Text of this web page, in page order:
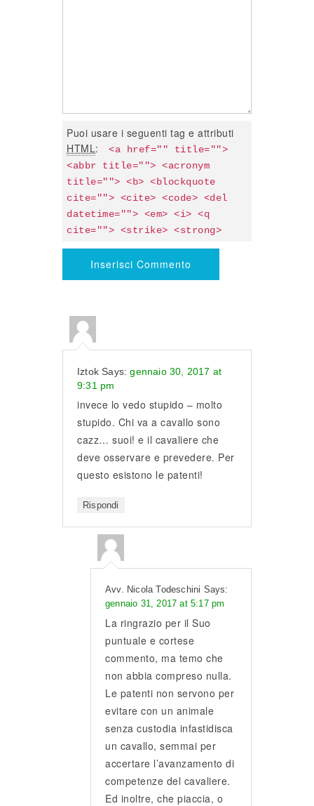
Puoi usare i seguenti tag e attributi
HTML:
<a href="" title="">
<abbr title=""> <acronym
title=""> <b> <blockquote
cite=""> <cite> <code> <del
datetime=""> <em> <i> <q
cite=""> <strike> <strong>
Iztok Says:gennaio 30, 2017 at
9:31 pm
invece lo vedo stupido – molto
stupido. Chi va a cavallo sono
cazz… suoi! e il cavaliere che
deve osservare e prevedere. Per
questo esistono le patenti!
Rispondi
Avv. Nicola Todeschini Says:
gennaio 31, 2017 at 5:17 pm
La ringrazio per il Suo
puntuale e cortese
commento, ma temo che
non abbia compreso nulla.
Le patenti non servono per
evitare con un animale
senza custodia infastidisca
un cavallo, semmai per
accertare l’avanzamento di
competenze del cavaliere.
Ed inoltre, che piaccia, o